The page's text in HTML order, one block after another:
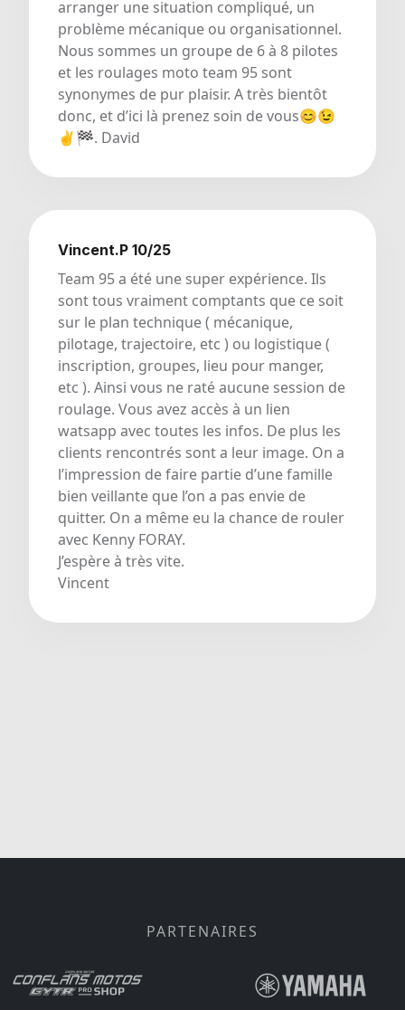
arranger une situation compliqué, un
problème mécanique ou organisationnel.
Nous sommes un groupe de 6 à 8 pilotes
et les roulages moto team 95 sont
synonymes de pur plaisir. A très bientôt
donc, et d’ici là prenez soin de vous😊😉
✌️🏁. David
Vincent.P 10/25
Team 95 a été une super expérience. Ils
sont tous vraiment comptants que ce soit
sur le plan technique ( mécanique,
pilotage, trajectoire, etc ) ou logistique (
inscription, groupes, lieu pour manger,
etc ). Ainsi vous ne raté aucune session de
roulage. Vous avez accès à un lien
watsapp avec toutes les infos. De plus les
clients rencontrés sont a leur image. On a
l’impression de faire partie d’une famille
bien veillante que l’on a pas envie de
quitter. On a même eu la chance de rouler
avec Kenny FORAY.
J’espère à très vite.
Vincent
PARTENAIRES